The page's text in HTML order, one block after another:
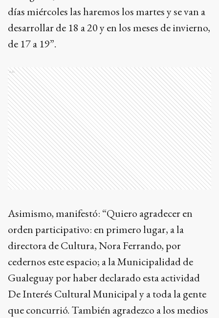
días miércoles las haremos los martes y se van a
desarrollar de 18 a 20 y en los meses de invierno,
de 17 a 19”.
Ads
Asimismo, manifestó: “Quiero agradecer en
orden participativo: en primero lugar, a la
directora de Cultura, Nora Ferrando, por
cedernos este espacio; a la Municipalidad de
Gualeguay por haber declarado esta actividad
De Interés Cultural Municipal y a toda la gente
que concurrió. También agradezco a los medios